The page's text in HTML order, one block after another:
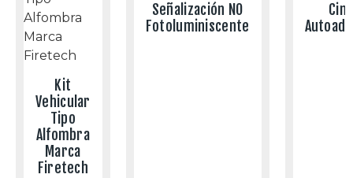
Kit
Vehicular
Tipo
Alfombra
Marca
Firetech
Señalización NO
Fotoluminiscente